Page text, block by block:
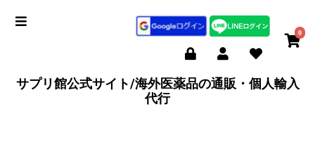
0
サプリ館公式サイト/海外医薬品の通販・個人輸入
代行